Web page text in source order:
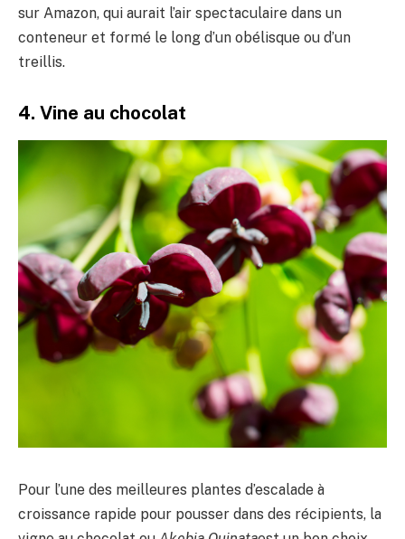
sur Amazon, qui aurait l’air spectaculaire dans un
conteneur et formé le long d’un obélisque ou d’un
treillis.
4. Vine au chocolat
Pour l’une des meilleures plantes d’escalade à
croissance rapide pour pousser dans des récipients, la